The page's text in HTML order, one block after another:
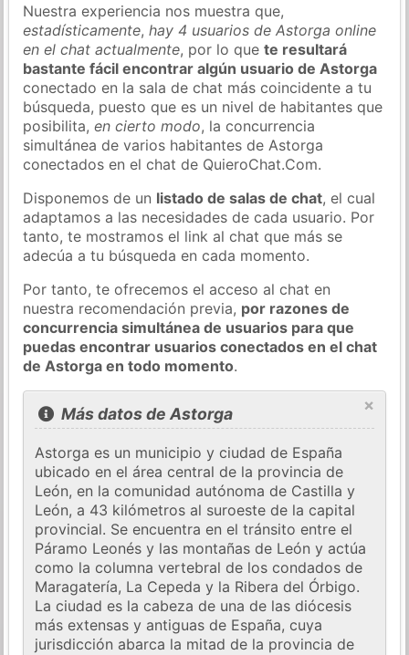
Nuestra experiencia nos muestra que,
estadísticamente,hay 4 usuarios de Astorga online
en el chat actualmente, por lo quete resultará
bastante fácil encontrar algún usuario de Astorga
conectado en la sala de chat más coincidente a tu
búsqueda, puesto que es un nivel de habitantes que
posibilita,en cierto modo, la concurrencia
simultánea de varios habitantes de Astorga
conectados en el chat de QuieroChat.Com.
Disponemos de un listado de salas de chat, el cual
adaptamos a las necesidades de cada usuario. Por
tanto, te mostramos el link al chat que más se
adecúa a tu búsqueda en cada momento.
Por tanto, te ofrecemos el acceso al chat en
nuestra recomendación previa, por razones de
concurrencia simultánea de usuarios para que
puedas encontrar usuarios conectados en el chat
de Astorga en todo momento.
×
Más datos de Astorga
Astorga es un municipio y ciudad de España
ubicado en el área central de la provincia de
León, en la comunidad autónoma de Castilla y
León, a 43 kilómetros al suroeste de la capital
provincial. Se encuentra en el tránsito entre el
Páramo Leonés y las montañas de León y actúa
como la columna vertebral de los condados de
Maragatería, La Cepeda y la Ribera del Órbigo.
La ciudad es la cabeza de una de las diócesis
más extensas y antiguas de España, cuya
jurisdicción abarca la mitad de la provincia de